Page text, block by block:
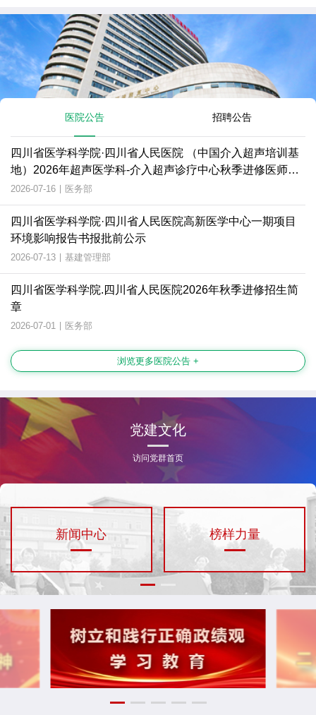
医院公告 招聘公告
四川省医学科学院·四川省人民医院 （中国介入超声培训基
地）2026年超声医学科-介入超声诊疗中心秋季进修医师招
生简章
2026-07-16 | 医务部
四川省医学科学院·四川省人民医院高新医学中心一期项目
环境影响报告书报批前公示
2026-07-13 | 基建管理部
四川省医学科学院.四川省人民医院2026年秋季进修招生简
章
2026-07-01 | 医务部
浏览更多医院公告 +
党建文化
访问党群首页
新闻中心 榜样力量